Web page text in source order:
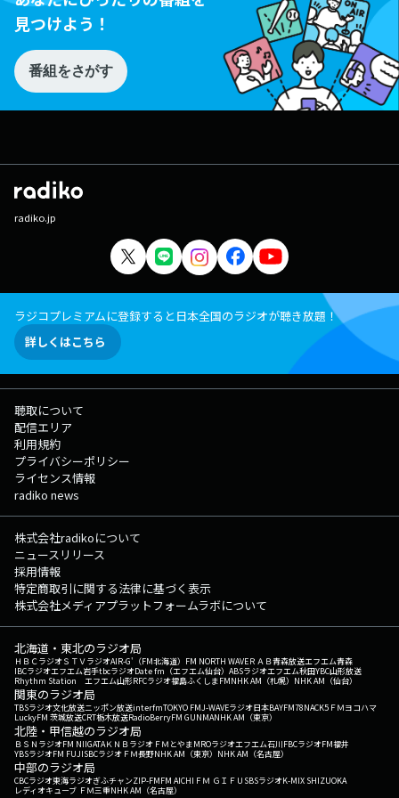
見つけよう！
番組をさがす
radiko.jp
ラジコプレミアムに登録すると日本全国のラジオが聴き放題！
詳しくはこちら
聴取について
配信エリア
利用規約
プライバシーポリシー
ライセンス情報
radiko news
株式会社radikoについて
ニュースリリース
採用情報
特定商取引に関する法律に基づく表示
株式会社メディアプラットフォームラボについて
北海道・東北のラジオ局
ＨＢＣラジオＳＴＶラジオAIR-G'（FM北海道） FM NORTH WAVEＲＡＢ青森放送エフエム青森
IBCラジオエフエム岩手tbcラジオDate fm（エフエム仙台） ABSラジオエフエム秋田YBC山形放送
Rhythm Station エフエム山形RFCラジオ福島ふくしまFMNHK AM（札幌） NHK AM（仙台）
関東のラジオ局
TBSラジオ文化放送ニッポン放送interfmTOKYO FMJ-WAVEラジオ日本BAYFM78NACK5 ＦＭヨコハマ
LuckyFM 茨城放送CRT栃木放送RadioBerryFM GUNMANHK AM（東京）
北陸・甲信越のラジオ局
ＢＳＮラジオFM NIIGATAＫＮＢラジオ ＦＭとやまMROラジオエフエム石川FBCラジオFM福井
YBSラジオFM FUJISBCラジオ ＦＭ長野NHK AM（東京） NHK AM（名古屋）
中部のラジオ局
CBCラジオ東海ラジオぎふチャンZIP-FMFM AICHI ＦＭ ＧＩＦＵ SBSラジオK-MIX SHIZUOKA
レディオキューブ ＦＭ三重NHK AM（名古屋）